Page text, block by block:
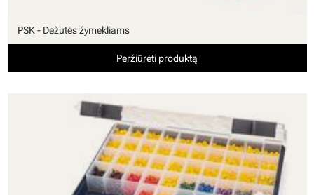
PSK - Dežutės žymekliams
Peržiūrėti produktą